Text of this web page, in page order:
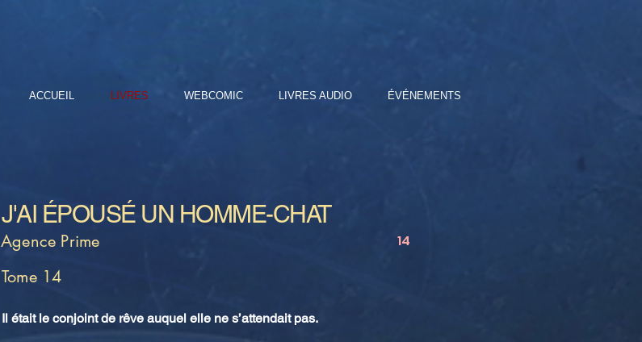
ACCUEIL LIVRES WEBCOMIC LIVRES AUDIO ÉVÉNEMENTS
J'AI ÉPOUSÉ UN HOMME-CHAT
Agence Prime 14
Tome 14
Il était le conjoint de rêve auquel elle ne s’attendait pas.